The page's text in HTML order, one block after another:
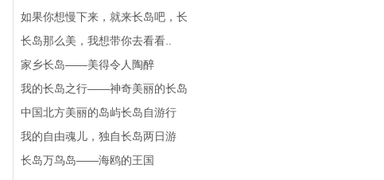
如果你想慢下来，就来长岛吧，长
长岛那么美，我想带你去看看..
家乡长岛——美得令人陶醉
我的长岛之行——神奇美丽的长岛
中国北方美丽的岛屿长岛自游行
我的自由魂儿，独自长岛两日游
长岛万鸟岛——海鸥的王国